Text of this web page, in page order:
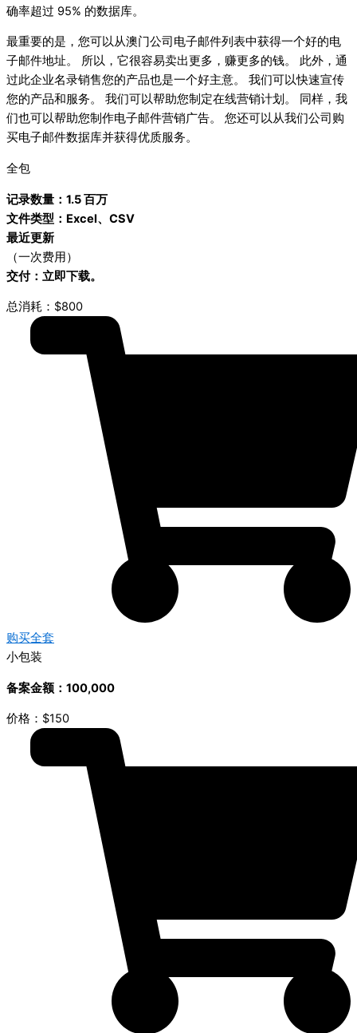
确率超过 95% 的数据库。
最重要的是，您可以从澳门公司电子邮件列表中获得一个好的电
子邮件地址。 所以，它很容易卖出更多，赚更多的钱。 此外，通
过此企业名录销售您的产品也是一个好主意。 我们可以快速宣传
您的产品和服务。 我们可以帮助您制定在线营销计划。 同样，我
们也可以帮助您制作电子邮件营销广告。 您还可以从我们公司购
买电子邮件数据库并获得优质服务。
全包
记录数量：1.5 百万
文件类型：Excel、CSV
最近更新
（一次费用）
交付：立即下载。
总消耗：$800
购买全套
小包装
备案金额：100,000
价格：$150